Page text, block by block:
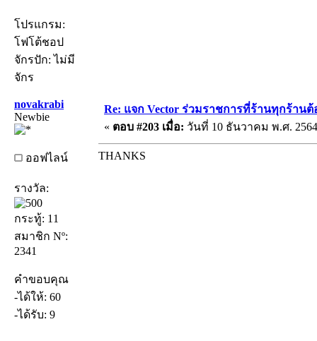
โปรแกรม:
โฟโต้ชอป
จักรปัก: ไม่มี
จักร
novakrabi
Newbie
ออฟไลน์
รางวัล:
กระทู้: 11
สมาชิก Nº:
2341
คำขอบคุณ
-ได้ให้: 60
-ได้รับ: 9
Re: แจก Vector ร่วมราชการที่ร้านทุกร้าน
« ตอบ #203 เมื่อ: วันที่ 10 ธันวาคม พ.ศ.
THANKS